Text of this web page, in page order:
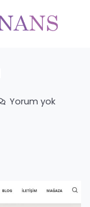
Yorum yok